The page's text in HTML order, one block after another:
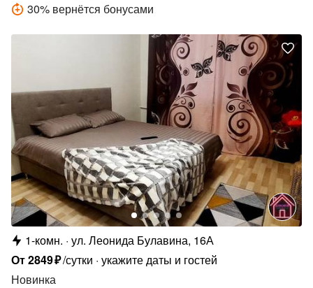
30% вернётся бонусами
1-комн. ул. Леонида Булавина, 16А
От2849₽/сутки укажите даты и гостей
Новинка